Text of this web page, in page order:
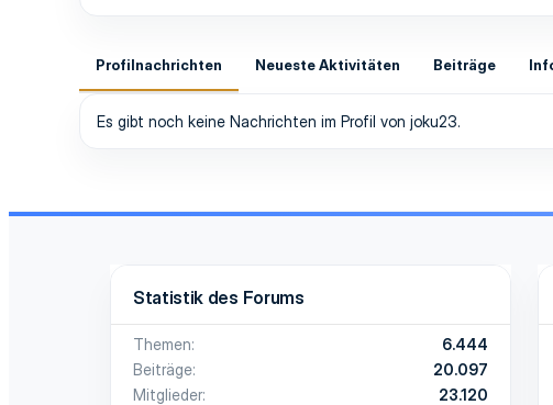
Profilnachrichten Neueste Aktivitäten Beiträge
Es gibt noch keine Nachrichten im Profil von joku23.
Statistik des Forums
Themen
6.444
Beiträge
20.097
Mitglieder
23.120